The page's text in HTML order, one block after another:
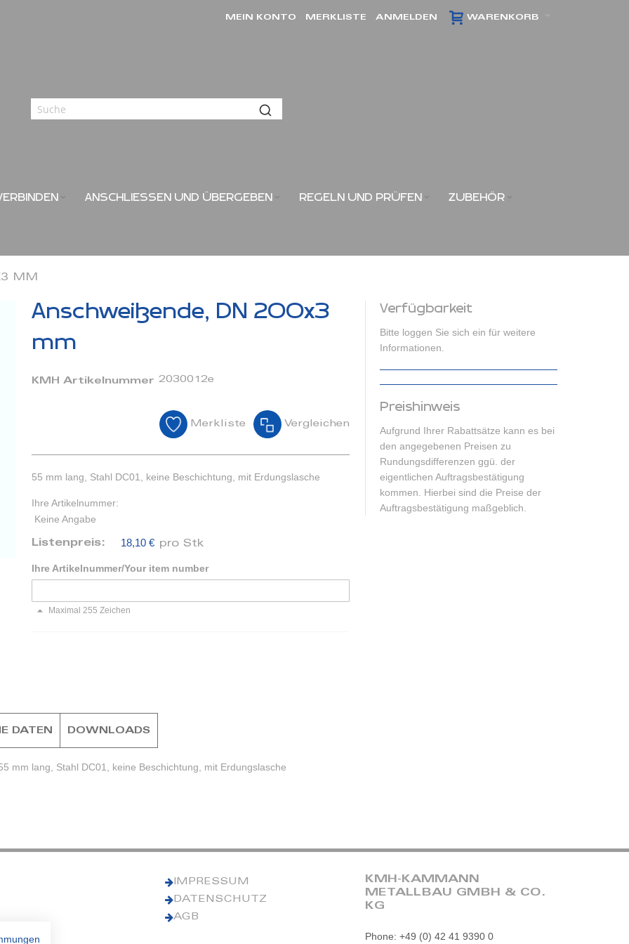
WARENKORB
MEIN KONTO MERKLISTE ANMELDEN
ANSCHLIESSEN UND ÜBERGEBEN REGELN UND PRÜFEN ZUBEHÖR
MM
Anschweißende, DN 200x3
mm
KMH Artikelnummer 2030012e
Merkliste Vergleichen
55 mm lang, Stahl DC01, keine Beschichtung, mit Erdungslasche
Ihre Artikelnummer:
Keine Angabe
Listenpreis: 18,10 € pro Stk
Ihre Artikelnummer/Your item number
Maximal 255 Zeichen
Verfügbarkeit
Bitte loggen Sie sich ein für weitere
Informationen.
Preishinweis
Aufgrund Ihrer Rabattsätze kann es bei
den angegebenen Preisen zu
Rundungsdifferenzen ggü. der
eigentlichen Auftragsbestätigung
kommen. Hierbei sind die Preise der
Auftragsbestätigung maßgeblich.
mm lang, Stahl DC01, keine Beschichtung, mit Erdungslasche
DATEN DOWNLOADS
IMPRESSUM
DATENSCHUTZ
AGB
KMH-KAMMANN
METALLBAU GMBH & CO.
KG
Phone: +49 (0) 42 41 9390 0